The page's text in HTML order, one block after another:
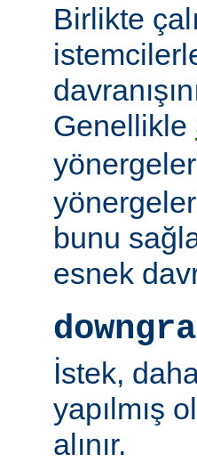
Birlikte
Genellikle
bunu
esnek
İstek,
yapılmış
alınır.